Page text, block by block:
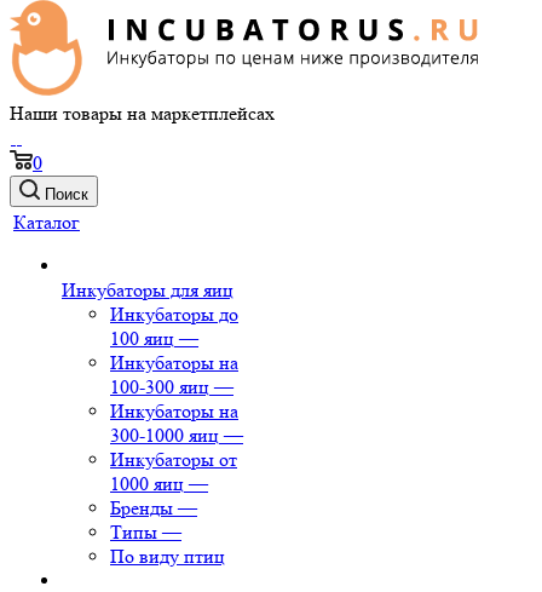
Наши товары на маркетплейсах
0
Поиск
Каталог
Инкубаторы для яиц
Инкубаторы до
100 яиц —
Инкубаторы на
100-300 яиц —
Инкубаторы на
300-1000 яиц —
Инкубаторы от
1000 яиц —
Бренды —
Типы —
По виду птиц